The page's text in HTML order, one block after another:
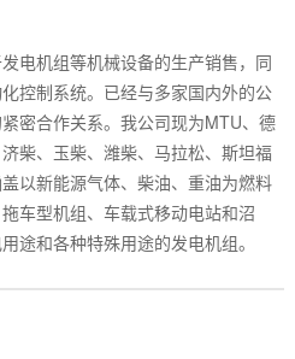
电机组等机械设备的生产销售，同
控制系统。已经与多家国内外的公
密合作关系。我公司现为MTU、德
柴、玉柴、潍柴、马拉松、斯坦福
以新能源气体、柴油、重油为燃料
车型机组、车载式移动电站和沼
途和各种特殊用途的发电机组。